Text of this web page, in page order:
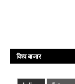
विश्व बाजार